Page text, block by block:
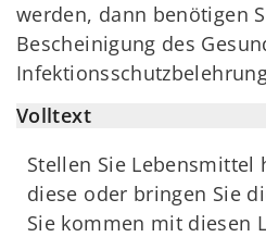
werden, dann benötigen
Bescheinigung des
Volltext
Stellen Sie Lebensmittel
diese oder bringen Sie
Sie kommen mit diesen